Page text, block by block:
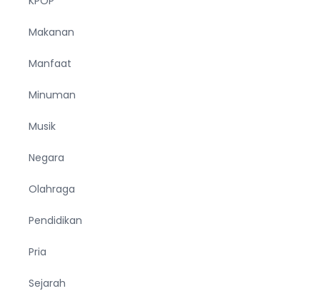
Makanan
Manfaat
Minuman
Musik
Negara
Olahraga
Pendidikan
Pria
Sejarah